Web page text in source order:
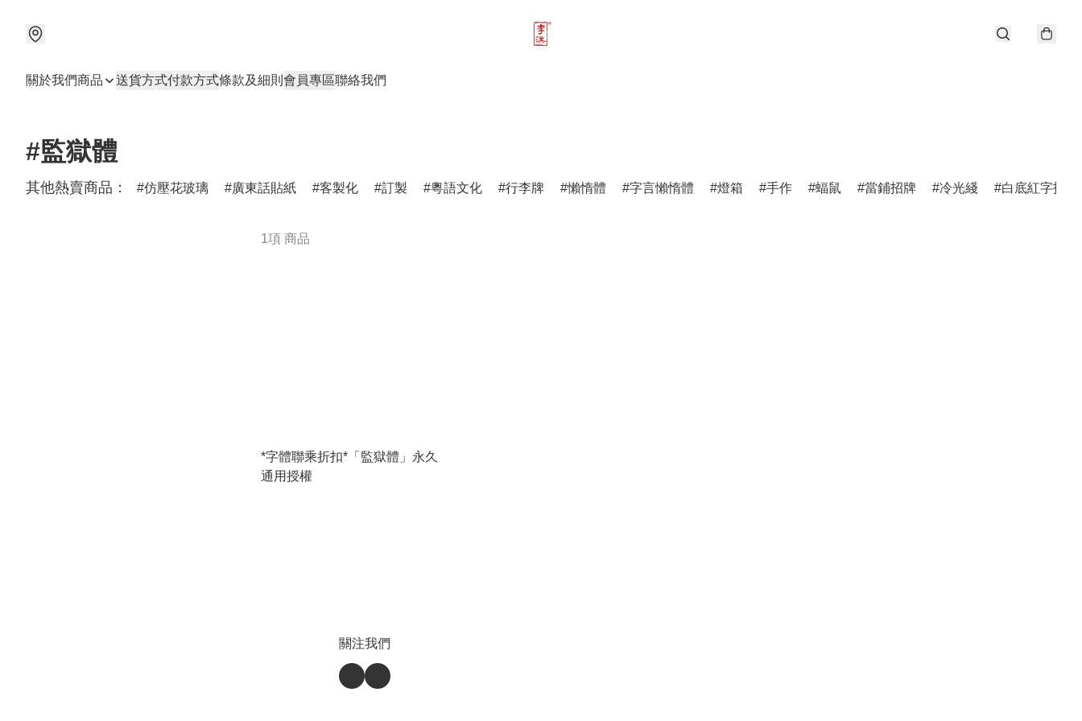
關於我們商品 送貨方式付款方式條款及細則 會員專區聯絡我們
#監獄體
其他熱賣商品： 仿壓花玻璃 廣東話貼紙 客製化 訂製 粵語文化 行李牌 懶惰體 字言懶惰體 燈箱 手作 蝠鼠 當鋪招牌 冷光綫 白底紅字招牌
1項 商品
*字體聯乘折扣*「監獄體」永久
通用授權
關注我們